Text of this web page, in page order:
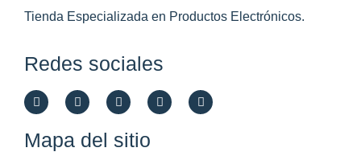
Tienda Especializada en Productos Electrónicos.
Redes sociales
Mapa del sitio